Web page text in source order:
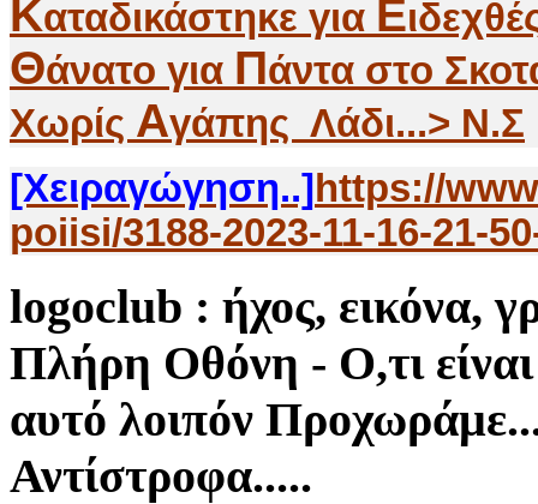
Kαταδικάστηκε για E
Θάνατο για Πάντα στο
Χωρίς Αγάπης Λάδι...> Ν.Σ
[Χειραγώγηση..] https://
poiisi/3188-2023-11-16-21-
logoclub : ήχος, εικόνα,
Πλήρη Οθόνη - Ο,τι
αυτό λοιπόν
Αντίστροφα.....